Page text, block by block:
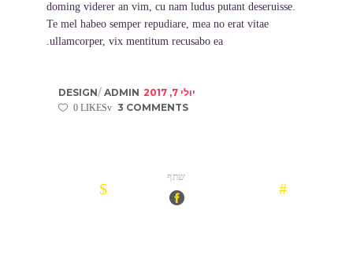
doming viderer an vim, cu nam ludus putant deseruisse.
Te mel habeo semper repudiare, mea no erat vitae
ullamcorper, vix mentitum recusabo ea.
יולי 7, 2017 ADMIN
DESIGN
3 COMMENTS
0 LIKES
שתף